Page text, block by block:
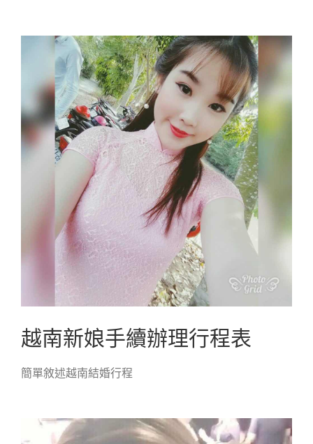
越南新娘手續辦理行程表
簡單敘述越南結婚行程